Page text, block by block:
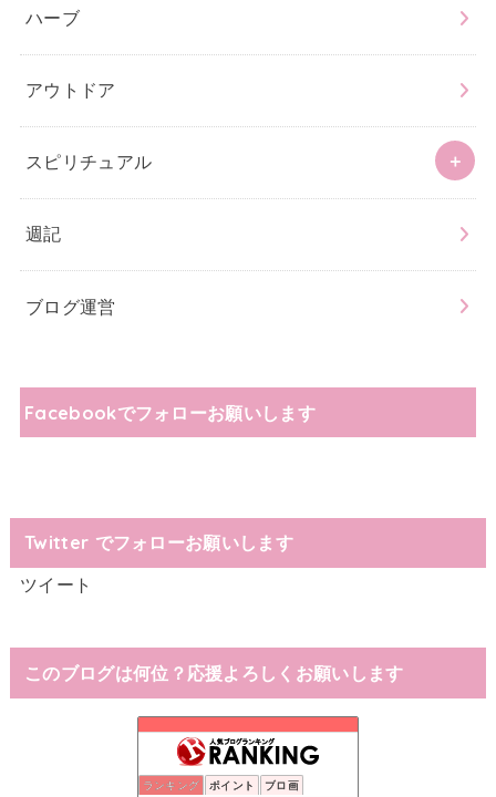
ハーブ
アウトドア
スピリチュアル
週記
ブログ運営
Facebookでフォローお願いします
Twitter でフォローお願いします
ツイート
このブログは何位？応援よろしくお願いします
ランキング ポイント ブロ画
53位 ウシ子とウシ夫の牛歩旅